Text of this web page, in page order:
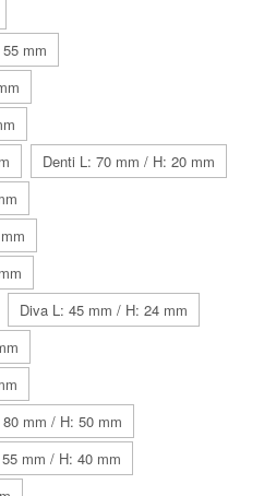
mm
Denti L: 70 mm / H: 20 mm
Diva L: 45 mm / H: 24 mm
mm / H: 50 mm
mm / H: 40 mm